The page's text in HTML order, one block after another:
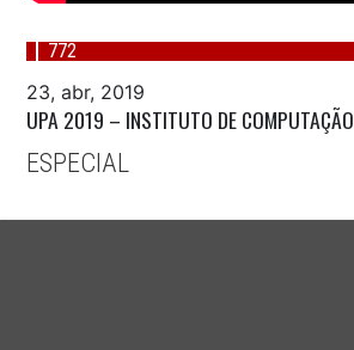
772
23, abr, 2019
UPA 2019 – INSTITUTO DE COMPUTAÇÃO
ESPECIAL